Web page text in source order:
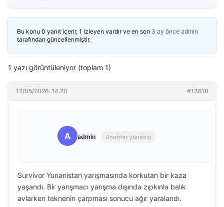
Bu konu 0 yanıt içerir, 1 izleyen vardır ve en son 3 ay önce admin
tarafından güncellenmiştir.
1 yazı görüntüleniyor (toplam 1)
12/05/2026: 14:20 #13618
A admin Anahtar yönetici
Survivor Yunanistan yarışmasında korkutan bir kaza
yaşandı. Bir yarışmacı yarışma dışında zıpkınla balık
avlarken teknenin çarpması sonucu ağır yaralandı.